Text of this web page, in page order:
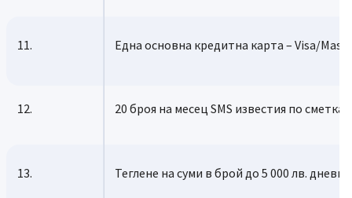
11. Една основна кредитна карта – Visa/
12. 20 броя на месец SMS известия по сметкa
13. Теглене на суми в брой до 5 000 лв. дневно